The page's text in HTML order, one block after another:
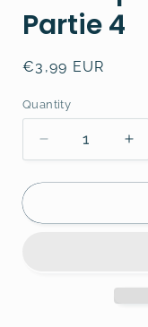
Partie 4
Regular
€3,99 EUR
Quantity
Decrease
quantity
for
Scalping
for